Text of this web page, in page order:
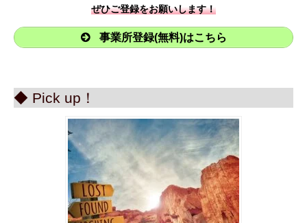
ぜひご登録をお願いします！
事業所登録(無料)はこちら
◆ Pick up！